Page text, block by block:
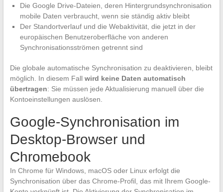
Die Google Drive-Dateien, deren Hintergrundsynchronisation
mobile Daten verbraucht, wenn sie ständig aktiv bleibt
Der Standortverlauf und die Webaktivität, die jetzt in der
europäischen Benutzeroberfläche von anderen
Synchronisationsströmen getrennt sind
Die globale automatische Synchronisation zu deaktivieren, bleibt
möglich. In diesem Fall wird keine Daten automatisch
übertragen: Sie müssen jede Aktualisierung manuell über die
Kontoeinstellungen auslösen.
Google-Synchronisation im
Desktop-Browser und
Chromebook
In Chrome für Windows, macOS oder Linux erfolgt die
Synchronisation über das Chrome-Profil, das mit Ihrem Google-